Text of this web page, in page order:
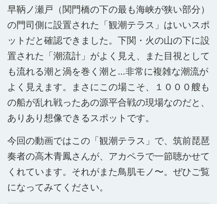
早鞆ノ瀬戸（関門橋の下の最も海峡が狭い部分）
の門司側に設置された「観潮テラス」はいいスポ
ットだと確認できました。下関・火の山の下に設
置された「潮流計」がよく見え、また目視として
も流れる潮と渦を巻く潮と…非常に複雑な潮流が
よく見えます。まさにこの場こそ、１０００艘も
の船が乱れ戦ったあの源平合戦の現場なのだと、
ありあり想像できるスポットです。
今回の動画ではこの「観潮テラス」で、筑前琵琶
奏者の高木青鳳さんが、アカペラで一節聴かせて
くれています。それがまた鳥肌モノ〜。ぜひご覧
になってみてください。